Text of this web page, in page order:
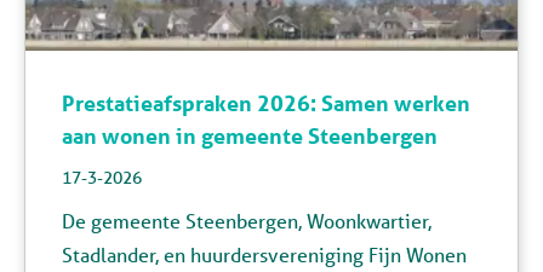
Prestatieafspraken 2026: Samen werken
aan wonen in gemeente Steenbergen
17-3-2026
De gemeente Steenbergen, Woonkwartier,
Stadlander, en huurdersvereniging Fijn Wonen